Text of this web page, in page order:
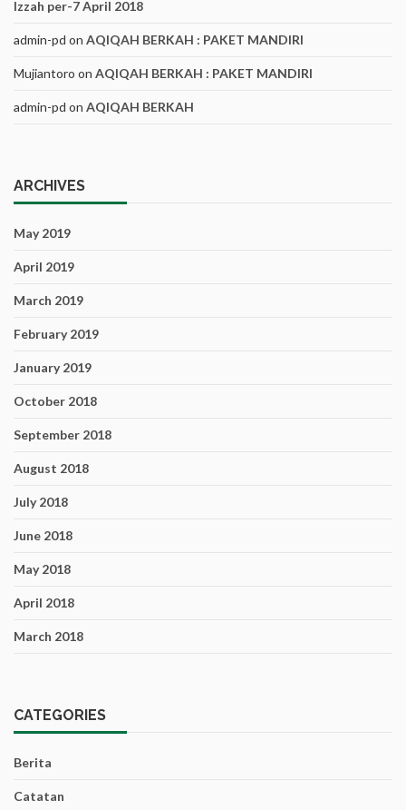
Izzah per-7 April 2018
admin-pd on AQIQAH BERKAH : PAKET MANDIRI
Mujiantoro on AQIQAH BERKAH : PAKET MANDIRI
admin-pd on AQIQAH BERKAH
ARCHIVES
May 2019
April 2019
March 2019
February 2019
January 2019
October 2018
September 2018
August 2018
July 2018
June 2018
May 2018
April 2018
March 2018
CATEGORIES
Berita
Catatan